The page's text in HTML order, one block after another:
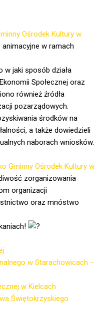
Ośrodek Kultury w
w ramach
w jaki sposób działa
Społecznej oraz
również źródła
pozarządowych.
środków na
a także dowiedzieli
naborach wniosków.
Gminny Ośrodek Kultury w
zorganizowania
organizacji
oraz mnóstwo
w Starachowicach –
w Kielcach
Świętokrzyskiego